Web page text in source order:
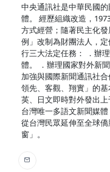
中央通訊社是中華民國
體。 經歷組織改造，
方式經營；隨著民主化
例」改制為財團法人，
行三大法定任務： ．辦
體。 ．辦理國家對外新
加強與國際新聞通訊社合
領先、客觀、翔實」的基
英、日文即時對外發出
台灣唯一多語文新聞媒
從台灣民眾延伸至全球
窗」。